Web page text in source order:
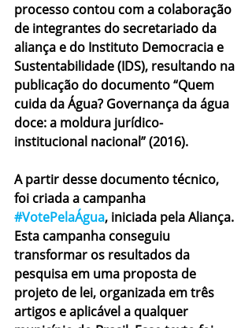
processo contou com a colaboração
de integrantes do secretariado da
aliança e do Instituto Democracia e
Sustentabilidade (IDS), resultando na
publicação do documento “Quem
cuida da Água? Governança da água
doce: a moldura jurídico-
institucional nacional” (2016).
A partir desse documento técnico,
foi criada a campanha
#VotePelaÁgua, iniciada pela Aliança.
Esta campanha conseguiu
transformar os resultados da
pesquisa em uma proposta de
projeto de lei, organizada em três
artigos e aplicável a qualquer